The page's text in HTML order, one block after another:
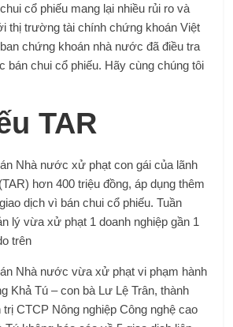
cổ phiếu mang lại nhiều rủi ro và
thị trường tài chính chứng khoán Việt
chứng khoán nhà nước đã điều tra
bán chui cổ phiếu. Hãy cùng chúng tôi
TAR
Nhà nước xử phạt con gái của lãnh
hơn 400 triệu đồng, áp dụng thêm
dịch vì bán chui cổ phiếu. Tuần
lý vừa xử phạt 1 doanh nghiệp gần 1
trên
Nhà nước vừa xử phạt vi phạm hành
Khả Tú – con bà Lư Lệ Trân, thành
trị CTCP Nông nghiệp Công nghệ cao